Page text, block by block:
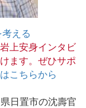
える
上安身インタビ
ます。ぜひサポ
こちらから
日置市の沈壽官